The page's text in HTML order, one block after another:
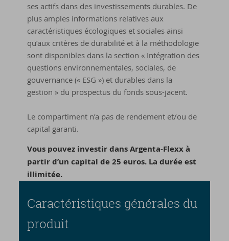
ses actifs dans des investissements durables. De
plus amples informations relatives aux
caractéristiques écologiques et sociales ainsi
qu’aux critères de durabilité et à la méthodologie
sont disponibles dans la section « Intégration des
questions environnementales, sociales, de
gouvernance (« ESG ») et durables dans la
gestion » du prospectus du fonds sous-jacent.
Le compartiment n’a pas de rendement et/ou de
capital garanti.
Vous pouvez investir dans Argenta-Flexx à
partir d’un capital de 25 euros. La durée est
illimitée.
Ca­rac­té­ris­tiques gé­né­rales du
pro­duit